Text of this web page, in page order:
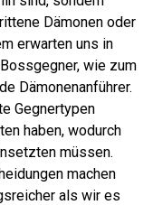
Dämonen oder
erwarten uns in
wie zum
Dämonenanführer.
Gegnertypen
haben, wodurch
müssen.
machen
als wir es